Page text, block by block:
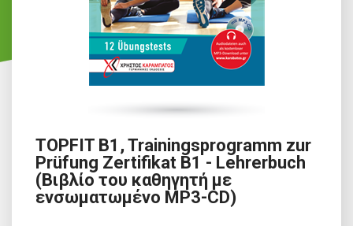
TOPFIT B1, Trainingsprogramm zur
Prüfung Zertifikat B1 - Lehrerbuch
(Βιβλίο του καθηγητή με
ενσωματωμένο MP3-CD)